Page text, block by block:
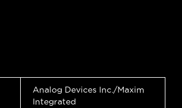
Analog Devices Inc./Maxim
Integrated